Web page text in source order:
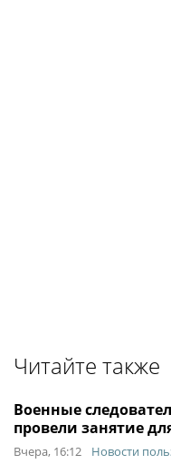
Читайте также
Военные
провели занятие
Вчера, 16:12 Новости